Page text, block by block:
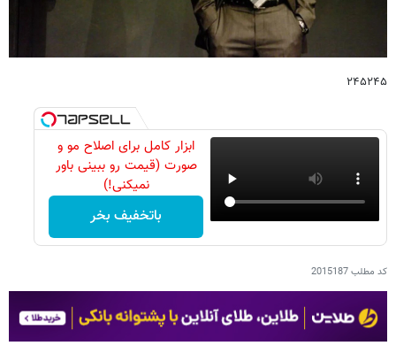
۲۴۵۲۴۵
ابزار کامل برای اصلاح مو و
صورت (قیمت رو ببینی باور
نمیکنی!)
باتخفیف بخر
کد مطلب2015187